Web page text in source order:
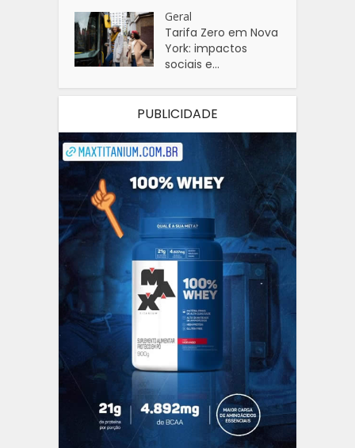
Geral
Tarifa Zero em Nova
York: impactos
sociais e...
PUBLICIDADE